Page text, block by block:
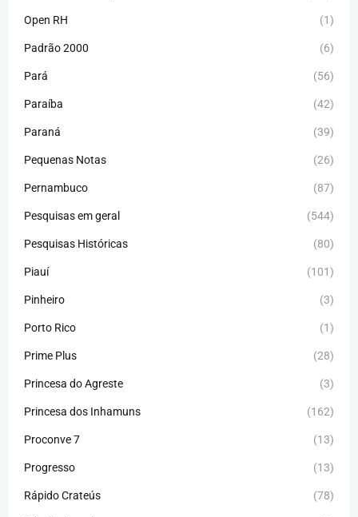
Open RH (1)
Padrão 2000 (6)
Pará (56)
Paraíba (42)
Paraná (39)
Pequenas Notas (26)
Pernambuco (87)
Pesquisas em geral (544)
Pesquisas Históricas (80)
Piauí (101)
Pinheiro (3)
Porto Rico (1)
Prime Plus (28)
Princesa do Agreste (3)
Princesa dos Inhamuns (162)
Proconve 7 (13)
Progresso (13)
Rápido Crateús (78)